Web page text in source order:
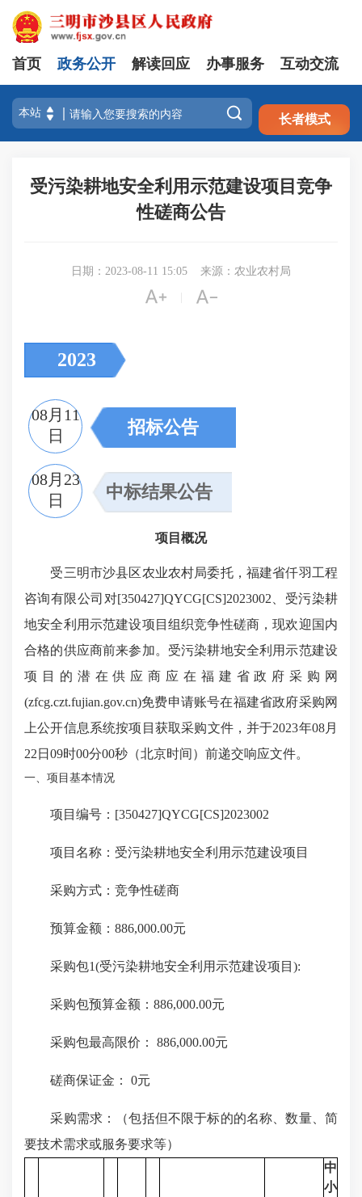
注册 登录
首页 政务公开 解读回应 办事服务 互动交流
 长者模式
受污染耕地安全利用示范建设项目竞争
性磋商公告
日期：2023-08-11 15:05 来源：农业农村局
 
2023
08月11
日
招标公告
08月23
日
中标结果公告
项目概况
受三明市沙县区农业农村局委托，福建省仟羽工程
咨询有限公司对[350427]QYCG[CS]2023002、受污染耕
地安全利用示范建设项目组织竞争性磋商，现欢迎国内
合格的供应商前来参加。受污染耕地安全利用示范建设
项目的潜在供应商应在福建省政府采购网
(zfcg.czt.fujian.gov.cn)免费申请账号在福建省政府采购网
上公开信息系统按项目获取采购文件，并于2023年08月
22日09时00分00秒（北京时间）前递交响应文件。
一、项目基本情况
项目编号：[350427]QYCG[CS]2023002
项目名称：受污染耕地安全利用示范建设项目
采购方式：竞争性磋商
预算金额：886,000.00元
采购包1(受污染耕地安全利用示范建设项目):
采购包预算金额：886,000.00元
采购包最高限价： 886,000.00元
磋商保证金： 0元
采购需求：（包括但不限于标的的名称、数量、简
要技术需求或服务要求等）
中
小